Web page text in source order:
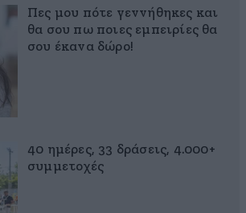
Πες μου πότε γεννήθηκες και
θα σου πω ποιες εμπειρίες θα
σου έκανα δώρο!
40 ημέρες, 33 δράσεις, 4.000+
συμμετοχές